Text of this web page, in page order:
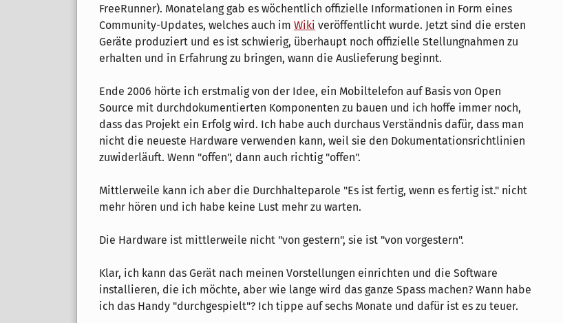
FreeRunner). Monatelang gab es wöchentlich offizielle Informationen in Form eines
Community-Updates, welches auch im Wiki veröffentlicht wurde. Jetzt sind die ersten
Geräte produziert und es ist schwierig, überhaupt noch offizielle Stellungnahmen zu
erhalten und in Erfahrung zu bringen, wann die Auslieferung beginnt.
Ende 2006 hörte ich erstmalig von der Idee, ein Mobiltelefon auf Basis von Open
Source mit durchdokumentierten Komponenten zu bauen und ich hoffe immer noch,
dass das Projekt ein Erfolg wird. Ich habe auch durchaus Verständnis dafür, dass man
nicht die neueste Hardware verwenden kann, weil sie den Dokumentationsrichtlinien
zuwiderläuft. Wenn "offen", dann auch richtig "offen".
Mittlerweile kann ich aber die Durchhalteparole "Es ist fertig, wenn es fertig ist." nicht
mehr hören und ich habe keine Lust mehr zu warten.
Die Hardware ist mittlerweile nicht "von gestern", sie ist "von vorgestern".
Klar, ich kann das Gerät nach meinen Vorstellungen einrichten und die Software
installieren, die ich möchte, aber wie lange wird das ganze Spass machen? Wann habe
ich das Handy "durchgespielt"? Ich tippe auf sechs Monate und dafür ist es zu teuer.